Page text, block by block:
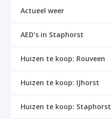
Actueel weer
AED’s in Staphorst
Huizen te koop: Rouveen
Huizen te koop: IJhorst
Huizen te koop: Staphorst